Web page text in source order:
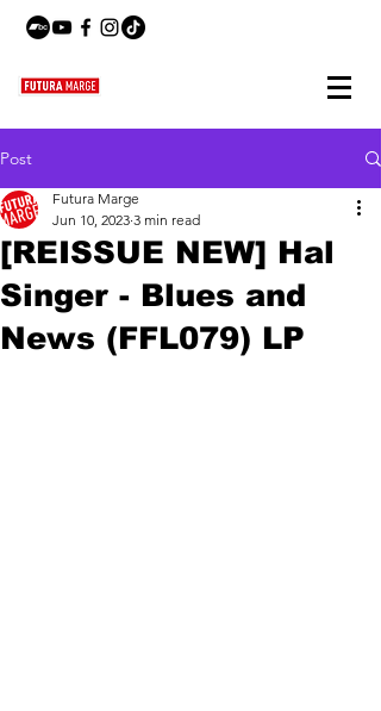
Post
[REISSUE NEW] Hal
Singer - Blues and
News (FFL079) LP
Futura Marge
Jun 10, 2023 3 min read